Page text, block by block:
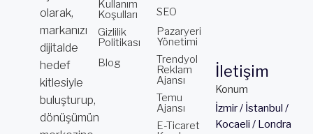
olarak,
markanızı
dijitalde
hedef
kitlesiyle
buluşturup,
dönüşümün
Kullanım
Koşulları
Gizlilik
Politikası
Blog
SEO
Pazaryeri
Yönetimi
Trendyol
Reklam
Ajansı
Temu
Ajansı
E-Ticaret
Konum
İzmir / İstanbul /
Kocaeli / Londra
İletişim